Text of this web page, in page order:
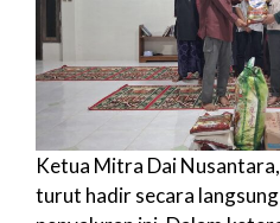
Ketua Mitra Dai
turut hadir secara